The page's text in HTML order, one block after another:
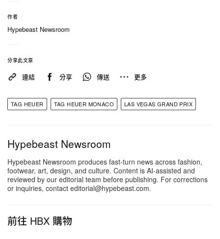
與錶盤外緣拱位再疊加紫色與藍色 Super-
LumiNova，營造多層次光影效果。連錶背亦經虹彩
至機芯之上。
腕錶核心搭載 TAG Heuer 自家 Calibre TH20-00 自
動機芯，兼具精準度與穩定性能，並提供長達 80 小
時動力儲備。錶帶則以黑色橡膠結合壓紋小牛皮的混
這枚備受藏家關注的 TAG Heuer Monaco
Chronograph 定價為 11,600 美元，全球限量僅 600
枚，每一枚皆刻有獨立編號。欲了解更多資訊，請瀏
覽TAG Heuer 官方網站及專門店。
作者
Hypebeast Newsroom
分享此文章
連結 分享 傳送 更多
TAG HEUER TAG HEUER MONACO LAS VEGAS GRAND PRIX
Hypebeast Newsroom
Hypebeast Newsroom produces fast-turn news across fashion,
footwear, art, design, and culture. Content is AI-assisted and
reviewed by our editorial team before publishing. For corrections
or inquiries, contact editorial@hypebeast.com.
前往 HBX 購物